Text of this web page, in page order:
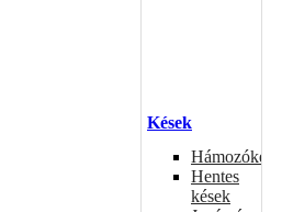
Kések
Hámozókések
Hentes
kések